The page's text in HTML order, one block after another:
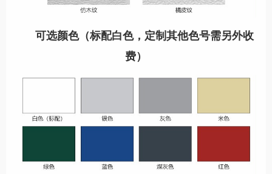
可选颜色（标配白色，定制其他色号需另外收
费）